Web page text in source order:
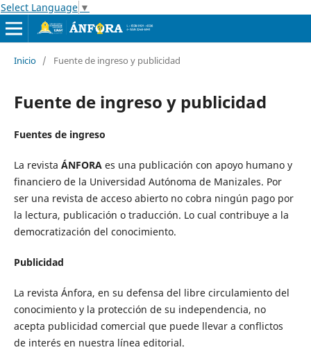
Select Language ▼
Inicio / Fuente de ingreso y publicidad
Fuente de ingreso y publicidad
Fuentes de ingreso
La revista ÁNFORAes una publicación con apoyo humano y
financiero de la Universidad Autónoma de Manizales. Por
ser una revista de acceso abierto no cobra ningún pago por
la lectura, publicación o traducción. Lo cual contribuye a la
democratización del conocimiento.
Publicidad
La revista Ánfora, en su defensa del libre circulamiento del
conocimiento y la protección de su independencia, no
acepta publicidad comercial que puede llevar a conflictos
de interés en nuestra línea editorial.